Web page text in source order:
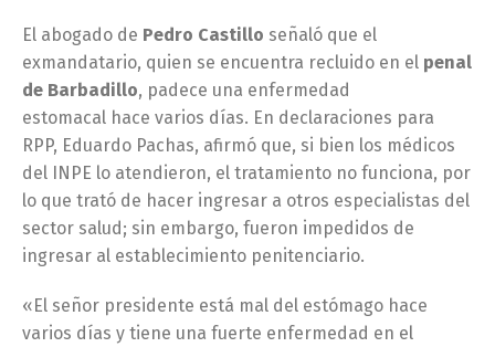
El abogado de Pedro Castillo señaló que el
exmandatario, quien se encuentra recluido en el penal
de Barbadillo, padece una enfermedad
estomacal hace varios días. En declaraciones para
RPP, Eduardo Pachas, afirmó que, si bien los médicos
del INPE lo atendieron, el tratamiento no funciona, por
lo que trató de hacer ingresar a otros especialistas del
sector salud; sin embargo, fueron impedidos de
ingresar al establecimiento penitenciario.
«El señor presidente está mal del estómago hace
varios días y tiene una fuerte enfermedad en el